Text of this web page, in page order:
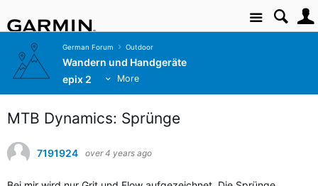
Site
German Forum Outdoor
Wandern und Handgeräte
epix 2
More
MTB Dynamics: Sprünge
7191924 over 4 years ago